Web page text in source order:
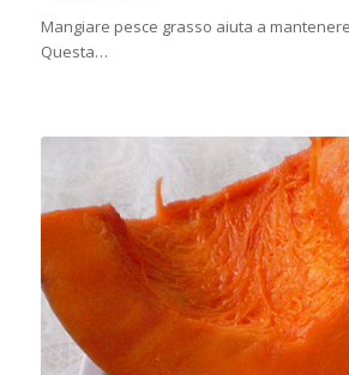
Mangiare pesce grasso aiuta a
Questa…